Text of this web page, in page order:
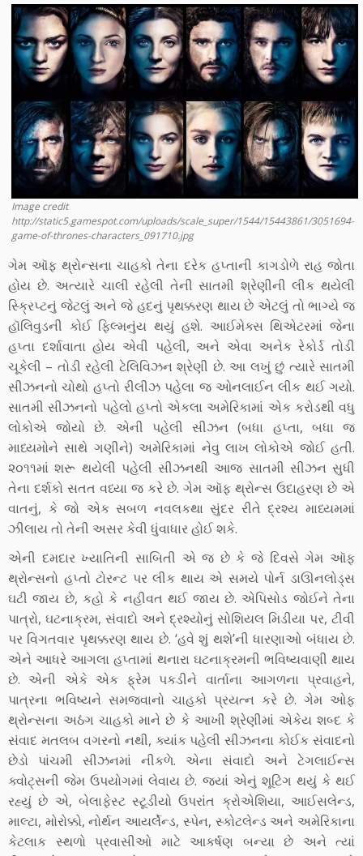
Image credit
http://static5.gamespot.com/uploads/scale_super/1544/15443861/3051694-
game-of-thrones-characters_091710.jpg
ગેમ ઑફ થ્રોન્સના ચાહકો તેના દરેક હપ્તાની કાગડોળે રાહ જોતા
હોય છે. અત્યારે ચાલી રહેલી તેની સાતમી શ્રેણીની લીક થયેલી
સ્ક્રિપ્ટનું જેટલું અને જે હદનું પૃથક્કરણ થાય છે એટલું તો ભાગ્યે જ
હૉલિવુડની કોઈ ફિલ્મનુંય થયું હશે. આઈમેક્સ થિએટરમાં જેના
હપ્તા દર્શાવાતા હોય એવી પહેલી, અને એવા અનેક રેકોર્ડ તોડી
ચૂકેલી – તોડી રહેલી ટેલિવિઝન શ્રેણી છે. આ લખું છું ત્યારે સાતમી
સીઝનનો ચોથો હપ્તો રીલીઝ પહેલા જ ઓનલાઈન લીક થઈ ગયો.
સાતમી સીઝનનો પહેલો હપ્તો એકલા અમેરિકામાં એક કરોડથી વધુ
લોકોએ જોયો છે. એની પહેલી સીઝન (બધા હપ્તા, બધા જ
માધ્યમોને સાથે ગણીને) અમેરિકામાં નેવુ લાખ લોકોએ જોઈ હતી.
૨૦૧૧માં શરૂ થયેલી પહેલી સીઝનથી આજ સાતમી સીઝન સુધી
તેના દર્શકો સતત વધ્યા જ કરે છે. ગેમ ઑફ થ્રોન્સ ઉદાહરણ છે એ
વાતનું, કે જો એક સબળ નવલકથા સુંદર રીતે દ્રશ્ય માધ્યમમાં
ઝીલાય તો તેની અસર કેવી ધુંવાધાર હોઈ શકે.
એની દમદાર ખ્યાતિની સાબિતી એ જ છે કે જે દિવસે ગેમ ઑફ
થ્રોન્સનો હપ્તો ટોરન્ટ પર લીક થાય એ સમયે પોર્ન ડાઊનલોડ્સ
ઘટી જાય છે, કહો કે નહીવત થઈ જાય છે. એપિસોડ જોઈને તેના
પાત્રો, ઘટનાક્રમ, સંવાદો અને દ્રશ્યોનું સોશિયલ મિડીયા પર, ટીવી
પર વિગતવાર પૃથક્કરણ થાય છે. ‘હવે શું થશે’ની ધારણાઓ બંધાય છે.
એને આધરે આગલા હપ્તામાં થનારા ઘટનાક્રમની ભવિષ્યવાણી થાય
છે. એની એકે એક ફ્રેમ પકડીને વાર્તાના આગળના પ્રવાહને,
પાત્રના ભવિષ્યને સમજવાનો ચાહકો પ્રયત્ન કરે છે. ગેમ ઓફ
થ્રોન્સના અઠંગ ચાહકો માને છે કે આખી શ્રેણીમાં એકેય શબ્દ કે
સંવાદ મતલબ વગરનો નથી, ક્યાંક પહેલી સીઝનના કોઈક સંવાદનો
છેડો પાંચમી સીઝનમાં નીકળે. એના સંવાદો અને ટેગલાઈન્સ
ક્વોટ્સની જેમ ઉપયોગમાં લેવાય છે. જ્યાં એનું શૂટિંગ થયું કે થઈ
રહ્યું છે એ, બેલાફેસ્ટ સ્ટૂડીયો ઉપરાંત ક્રોએશિયા, આઈસલેન્ડ,
માલ્ટા, મોરોક્કો, નોર્થન આયર્લેન્ડ, સ્પેન, સ્કોટલેન્ડ અને અમેરિકાના
કેટલાક સ્થળો પ્રવાસીઓ માટે આકર્ષણ બન્યા છે અને ત્યાં